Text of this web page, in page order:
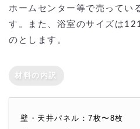
ホームセンター等で売ってい
す。また、浴室のサイズは
のとします。
材料の内訳
壁・天井パネル：7枚〜8枚